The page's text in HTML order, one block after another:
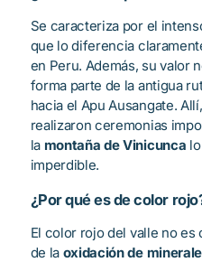
Se caracteriza por el
que lo diferencia
en Peru. Además, su valor
forma parte de la antigua
hacia el Apu Ausangate.
realizaron ceremonias
la montaña de Vinicunca
imperdible.
¿Por qué es de color
El color rojo del valle no es
de la oxidación de